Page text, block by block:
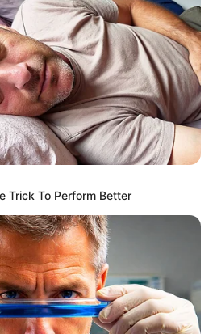
Trick To Perform Better